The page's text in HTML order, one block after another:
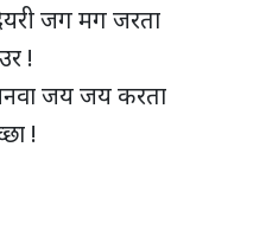
जग मग जरता
!
जय जय करता
!